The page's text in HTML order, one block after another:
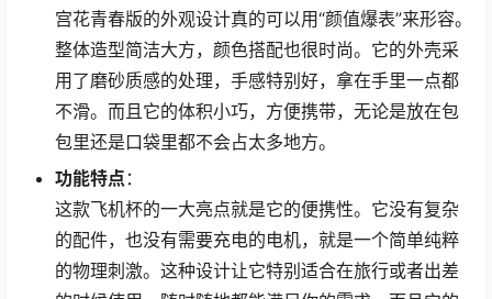
宫花青春版的外观设计真的可以用“颜值爆表”来形容。
整体造型简洁大方，颜色搭配也很时尚。它的外壳采
用了磨砂质感的处理，手感特别好，拿在手里一点都
不滑。而且它的体积小巧，方便携带，无论是放在包
包里还是口袋里都不会占太多地方。
功能特点 ：
这款飞机杯的一大亮点就是它的便携性。它没有复杂
的配件，也没有需要充电的电机，就是一个简单纯粹
的物理刺激。这种设计让它特别适合在旅行或者出差